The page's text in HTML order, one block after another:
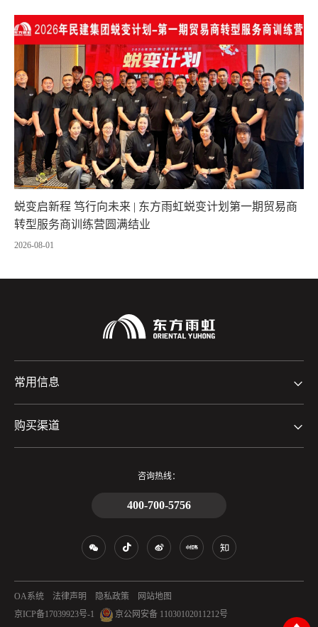
蜕变启新程 笃行向未来 | 东方雨虹蜕变计划第一期贸易商
转型服务商训练营圆满结业
2026-08-01
常用信息
购买渠道
咨询热线：
400-700-5756
京ICP备17039923号-1 京公网安备 11030102011212号
OA系统 法律声明 隐私政策 网站地图